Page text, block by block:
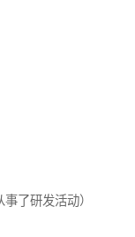
了研发活动）